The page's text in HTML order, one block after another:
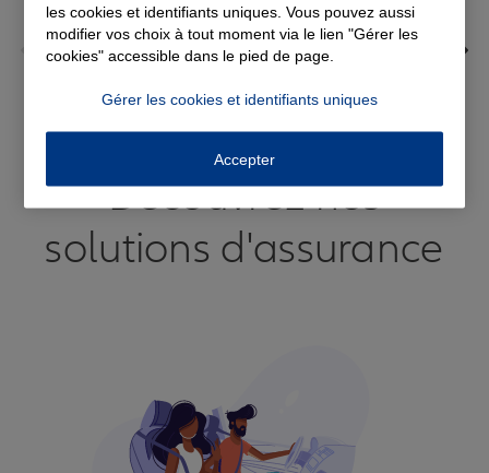
Découvrez nos
solutions d'assurance
les cookies et identifiants uniques. Vous pouvez aussi
modifier vos choix à tout moment via le lien "Gérer les
cookies" accessible dans le pied de page.
Gérer les cookies et identifiants uniques
Accepter